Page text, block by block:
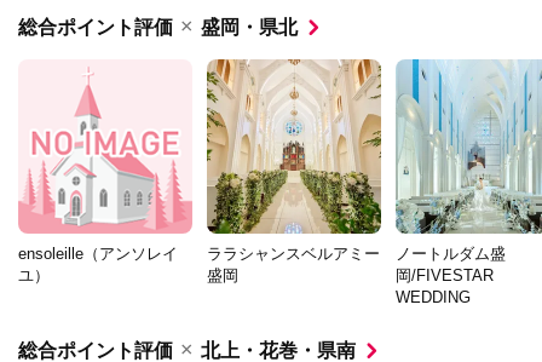
総合ポイント評価 × 盛岡・県北
ensoleille（アンソレイ
ユ）
ララシャンスベルアミー
盛岡
ノートルダム盛
岡/FIVESTAR
WEDDING
総合ポイント評価 × 北上・花巻・県南